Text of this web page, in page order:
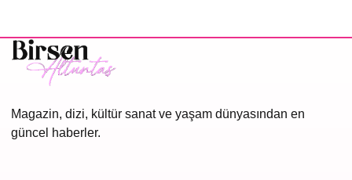
Magazin, dizi, kültür sanat ve yaşam dünyasından en
güncel haberler.